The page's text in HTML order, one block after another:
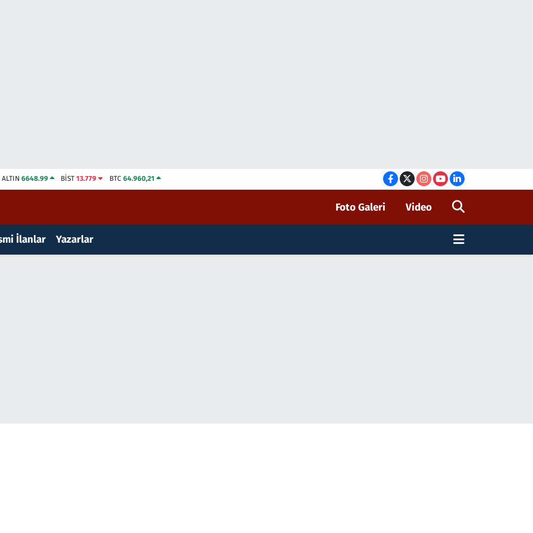
ALTIN 6648.99 BİST13.779 BTC 64.960,21
Foto Galeri Video
İlanlar Yazarlar